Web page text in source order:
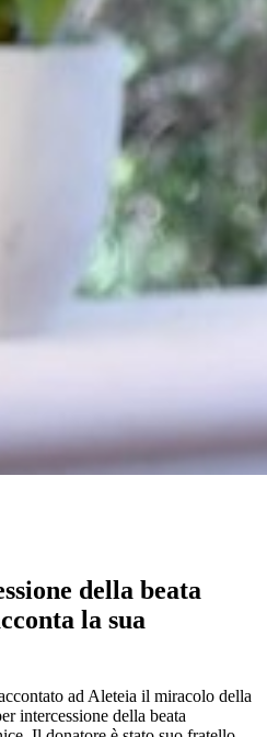
della beata
la sua
ad Aleteia il miracolo della
intercessione della beata